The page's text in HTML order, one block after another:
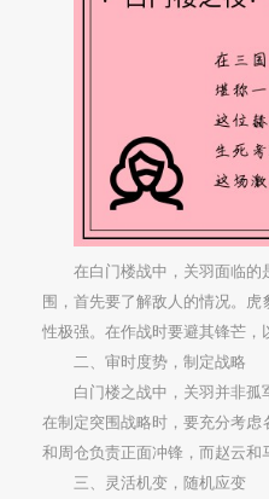
在白门楼战中，关羽面临
围，首先要了解敌人的情况。
性极强。在作战时要避其锋芒，
二、审时度势，制定战略
白门楼之战中，关羽并非孤
在制定突围战略时，要充分考
和周仓负责正面冲锋，而赵云和
三、灵活机变，随机应变